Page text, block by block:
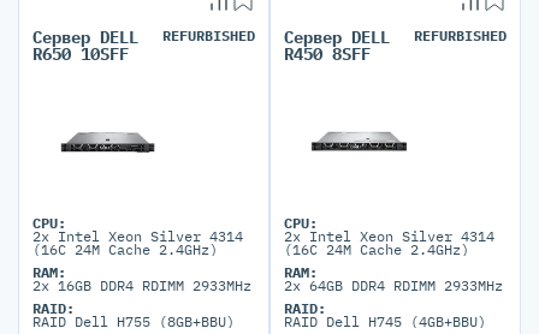
Сервер DELL
R650 10SFF
REFURBISHED
CPU:
2x Intel Xeon Silver 4314
(16C 24M Cache 2.4GHz)
RAM:
2x 16GB DDR4 RDIMM 2933MHz
RAID:
RAID Dell H755 (8GB+BBU)
Сервер DELL
R450 8SFF
REFURBISHED
CPU:
2x Intel Xeon Silver 4314
(16C 24M Cache 2.4GHz)
RAM:
2x 64GB DDR4 RDIMM 2933MHz
RAID:
RAID Dell H745 (4GB+BBU)